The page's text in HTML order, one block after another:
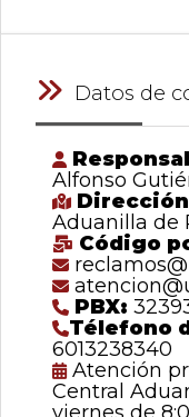
Datos de
Alfonso
Aduanilla de
Código
PBX:
Télefono
6013238340
Atención
Central